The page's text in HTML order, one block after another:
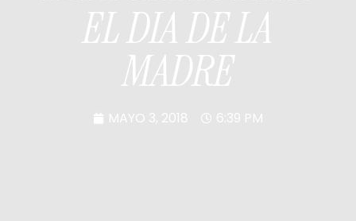
EL DIA DE LA
MADRE
MAYO 3, 2018 6:39 PM